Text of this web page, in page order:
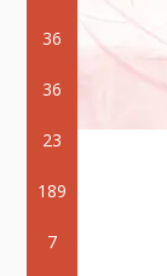
36
36
23
189
7